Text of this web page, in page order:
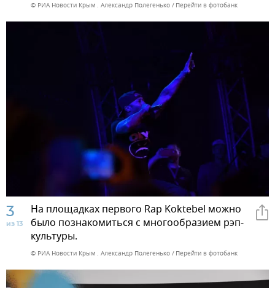
© РИА Новости Крым . Александр Полегенько Перейти в фотобанк
3
из 13
На площадках первого Rap Koktebel можно
было познакомиться с многообразием рэп-
культуры.
© РИА Новости Крым . Александр Полегенько Перейти в фотобанк